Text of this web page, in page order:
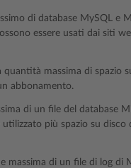
di database MySQL e
essere usati dai siti
massima di spazio
abbonamento.
di un file del database
più spazio su disco
massima di un file di log di